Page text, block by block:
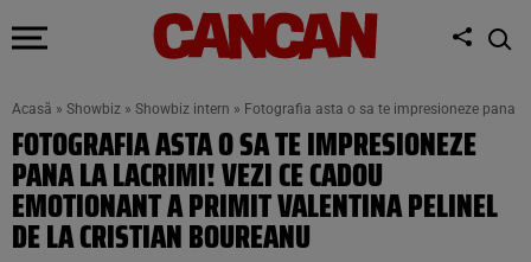
Acasă » Showbiz » Showbiz intern » Fotografia asta o sa te impresioneze pana
FOTOGRAFIA ASTA O SA TE IMPRESIONEZE
PANA LA LACRIMI! VEZI CE CADOU
EMOTIONANT A PRIMIT VALENTINA PELINEL
DE LA CRISTIAN BOUREANU